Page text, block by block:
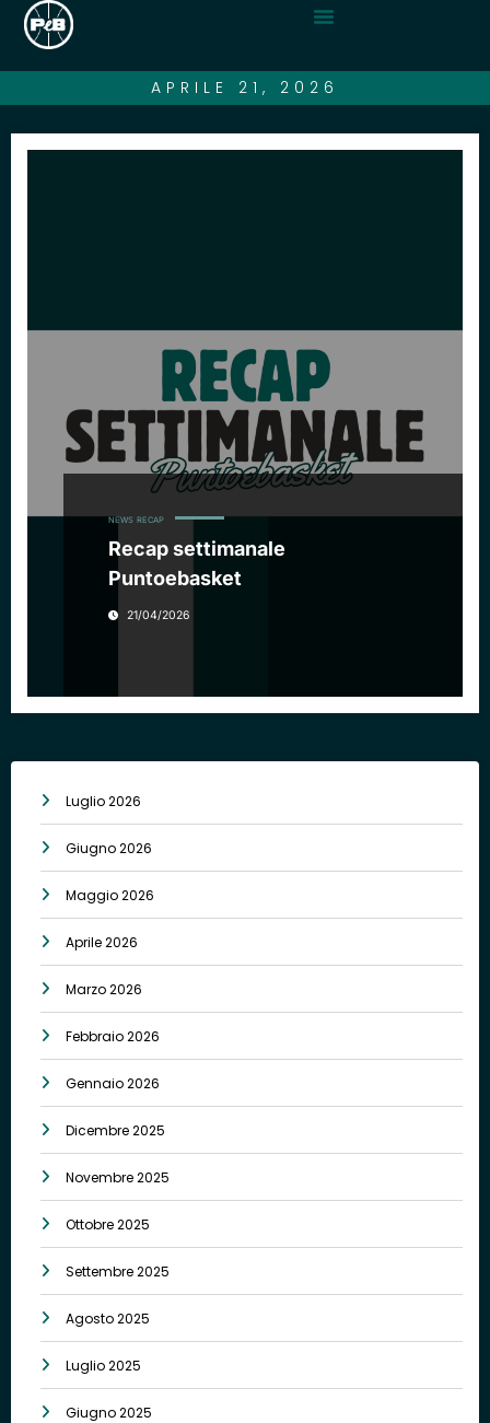
APRILE 21, 2026
NEWS RECAP
Recap settimanale
Puntoebasket
21/04/2026
Luglio 2026
Giugno 2026
Maggio 2026
Aprile 2026
Marzo 2026
Febbraio 2026
Gennaio 2026
Dicembre 2025
Novembre 2025
Ottobre 2025
Settembre 2025
Agosto 2025
Luglio 2025
Giugno 2025